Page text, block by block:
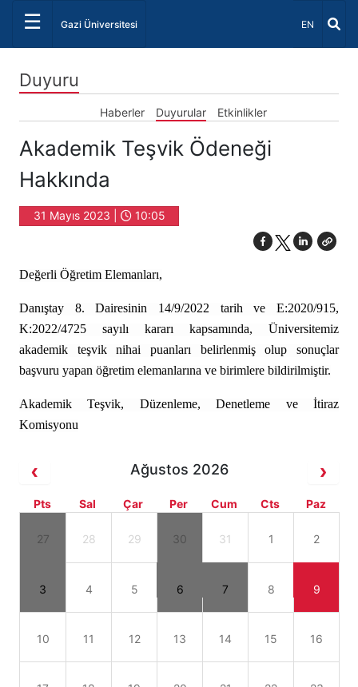
☰ Gazi Üniversitesi Dil Seçiniz
EN
Duyuru
Haberler Duyurular Etkinlikler
Akademik Teşvik Ödeneği
Hakkında
31 Mayıs 2023 | 10:05
Değerli Öğretim Elemanları,
Danıştay 8. Dairesinin 14/9/2022 tarih ve E:2020/915,
K:2022/4725 sayılı kararı kapsamında, Üniversitemiz
akademik teşvik nihai puanları belirlenmiş olup sonuçlar
başvuru yapan öğretim elemanlarına ve birimlere bildirilmiştir.
Akademik Teşvik, Düzenleme, Denetleme ve İtiraz
Komisyonu
Ağustos 2026
Pts Sal Çar Per Cum Cts Paz
27 28 29 30 31 1 2
3 4 5 6 7 8 9
10 11 12 13 14 15 16